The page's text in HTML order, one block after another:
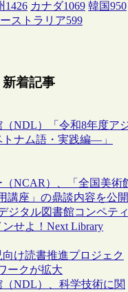
1426 カナダ1069 韓国950
ストラリア599
新着記事
（NDL）「令和8年度ア
ナム語・実践編―」
NCAR）、「全国美術
講座」の鼎談内容を公開
ジタル図書館コンペティ
せよ！Next Library
け読書推進プロジェク
ークが拡大
（NDL）、科学技術に関